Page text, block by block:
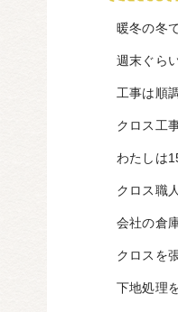
暖冬の冬
週末ぐら
工事は順調
クロス工
わたしは
クロス職
会社の倉
クロスを
下地処理